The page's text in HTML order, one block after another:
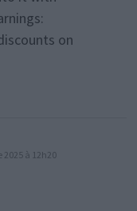
on
2025 à 12h20